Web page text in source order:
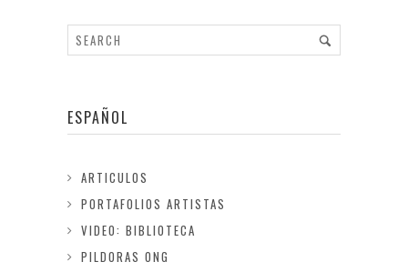
ESPAÑOL
ARTICULOS
PORTAFOLIOS ARTISTAS
VIDEO: BIBLIOTECA
PILDORAS ONG